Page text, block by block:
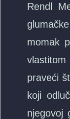
Rendl
momak
praveći
koji
njegovoj